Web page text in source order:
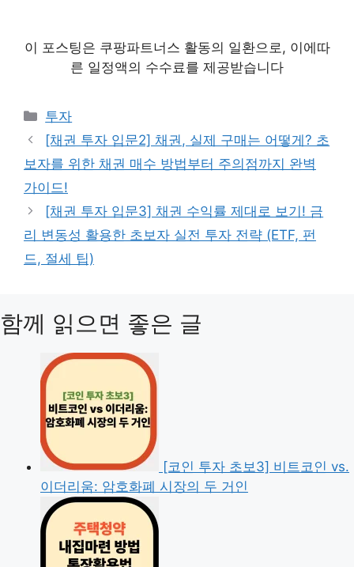
이 포스팅은 쿠팡파트너스 활동의 일환으로, 이에따
른 일정액의 수수료를 제공받습니다
카
테
리
투자
[채권 투자 입문2] 채권, 실제 구매는 어떻게? 초
보자를 위한 채권 매수 방법부터 주의점까지 완벽
가이드!
[채권 투자 입문3] 채권 수익률 제대로 보기! 금
리 변동성 활용한 초보자 실전 투자 전략 (ETF, 펀
드, 절세 팁)
함께 읽으면 좋은 글
[코인 투자 초보3] 비트코인 vs.
이더리움: 암호화폐 시장의 두 거인